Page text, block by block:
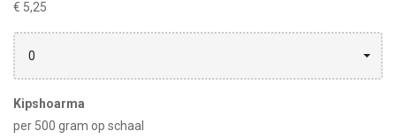
€ 5,25
0
Kipshoarma
per 500 gram op schaal